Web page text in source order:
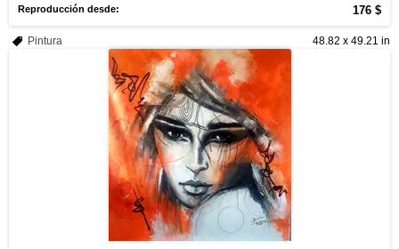
Reproducción desde:
176 $
48.82 x 49.21 in
Pintura